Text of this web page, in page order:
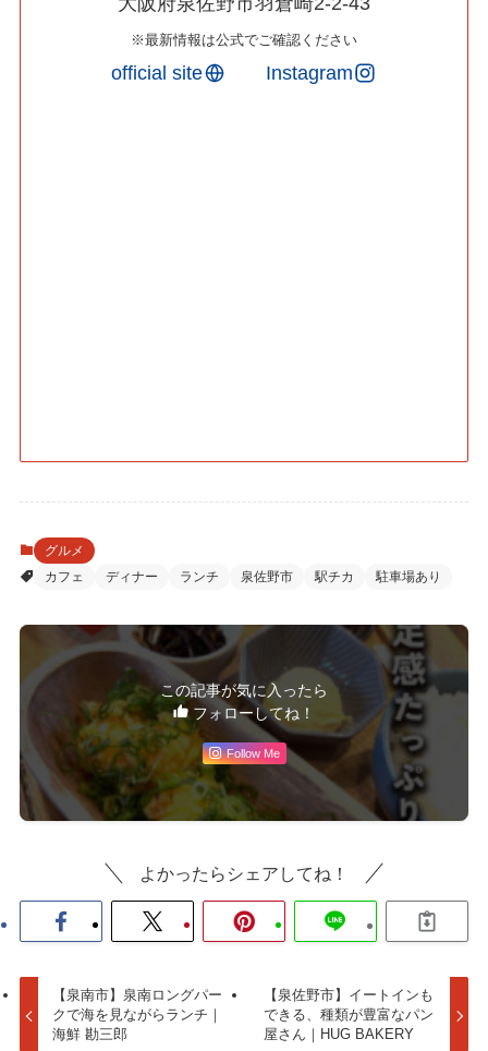
※最新情報は公式でご確認ください
official site Instagram
グルメ
カフェ
ディナー ランチ 泉佐野市 駅チカ 駐車場あり
この記事が気に入ったら
フォローしてね！
Follow Me
よかったらシェアしてね！
【泉南市】泉南ロングパー
クで海を見ながらランチ｜
海鮮 勘三郎
【泉佐野市】イートインも
できる、種類が豊富なパン
屋さん｜HUG BAKERY